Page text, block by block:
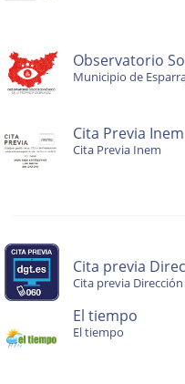
Observatorio
Municipio de
Cita Previa Inem
Cita Previa Inem
Cita previa
Cita previa
El tiempo
El tiempo